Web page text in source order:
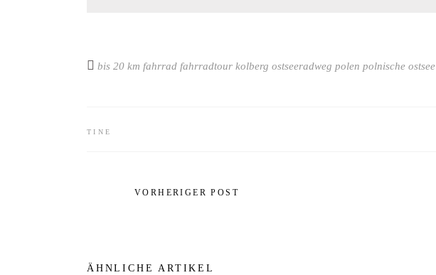
bis 20 km fahrrad fahrradtour kolberg ostseeradweg polen polnische ostsee
TINE
VORHERIGER POST
ÄHNLICHE ARTIKEL